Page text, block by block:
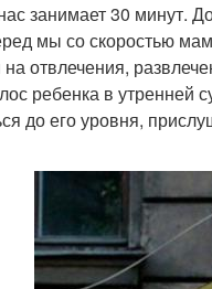
занимает 30 минут.
мы со скоростью
отвлечения,
ребенка в утренней
до его уровня,